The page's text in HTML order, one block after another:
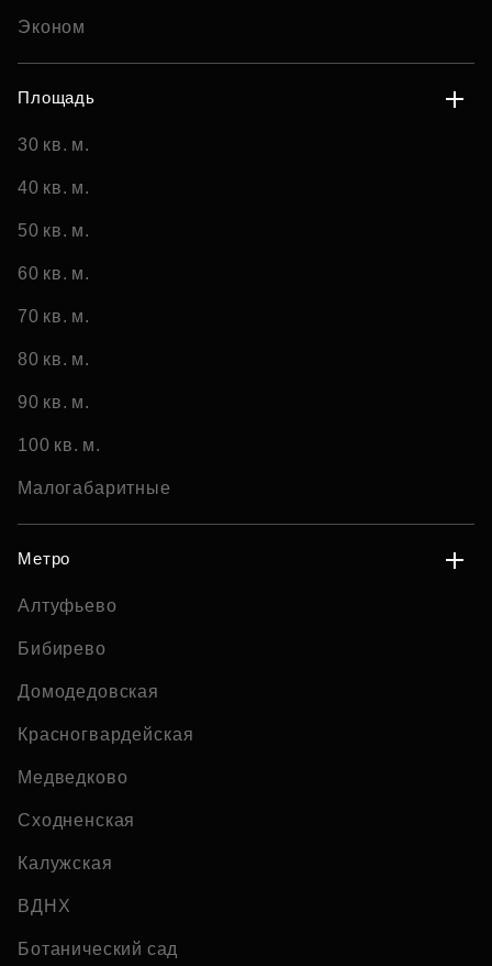
Эконом
Площадь
30 кв. м.
40 кв. м.
50 кв. м.
60 кв. м.
70 кв. м.
80 кв. м.
90 кв. м.
100 кв. м.
Малогабаритные
Метро
Алтуфьево
Бибирево
Домодедовская
Красногвардейская
Медведково
Сходненская
Калужская
ВДНХ
Ботанический сад